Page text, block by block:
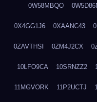
0W58MBQO
0X4GG1J6 0XAANC43
0ZAVTHSI 0ZM4J2CX
10LFO9CA 10SRNZZ2
11MGVORK 11P2UCTJ